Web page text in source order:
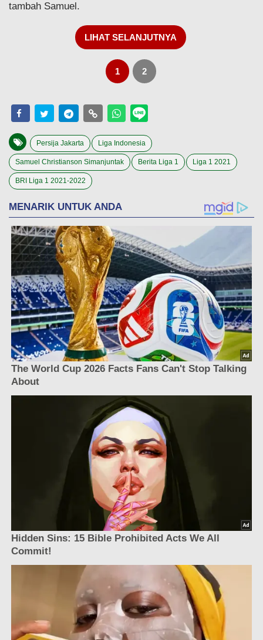
tambah Samuel.
LIHAT SELANJUTNYA
1 2
Persija Jakarta Liga Indonesia
Samuel Christianson Simanjuntak Berita Liga 1 Liga 1 2021
BRI Liga 1 2021-2022